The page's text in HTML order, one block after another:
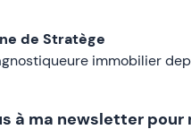
de Stratège
immobilier
à ma newsletter